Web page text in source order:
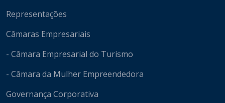
Representações
Câmaras Empresariais
- Câmara Empresarial do Turismo
- Câmara da Mulher Empreendedora
Governança Corporativa